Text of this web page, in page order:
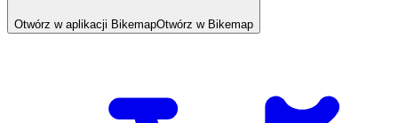
Otwórz w aplikacji BikemapOtwórz w Bikemap